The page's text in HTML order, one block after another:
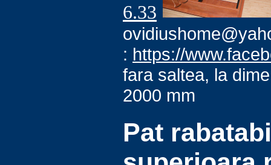
6.33
: https://
fara saltea, la
2000 mm
Pat